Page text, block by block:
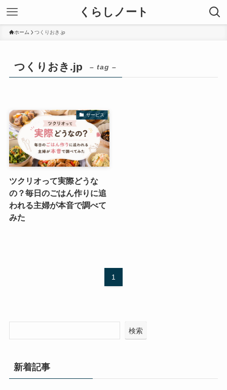
くらしノート
ホーム つくりおき.jp
つくりおき.jp – tag –
サービス
ツクリオって実際どうな
の？毎日のごはん作りに追
われる主婦が本音で調べて
みた
1
検索
新着記事